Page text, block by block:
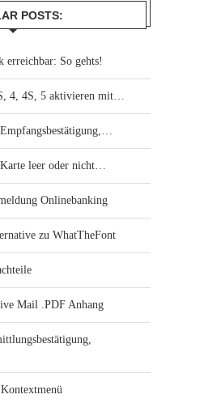
POSTS:
erreichbar: So gehts!
4, 4S, 5 aktivieren mit…
leer oder nicht…
Onlinebanking
zu WhatTheFont
Mail .PDF Anhang